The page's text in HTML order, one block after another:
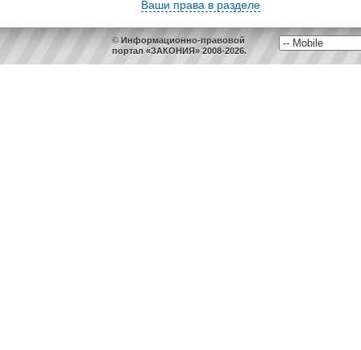
Ваши права в разделе
© Информационно-правовой
портал «ЗАКОНИЯ» 2008-2026.